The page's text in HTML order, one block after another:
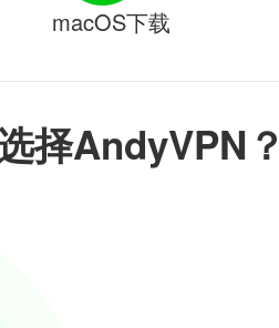
择AndyVPN？
macOS下载